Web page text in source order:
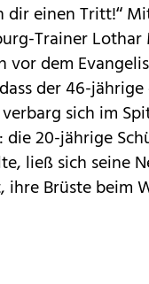
dir einen Tritt!“
Trainer
dem
der 46-
sich im
20-jährige
ließ sich seine
ihre Brüste beim